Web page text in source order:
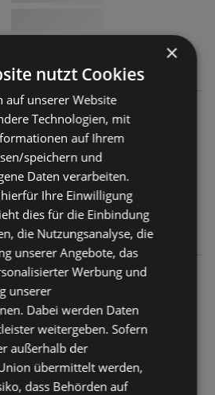
×
nutzt Cookies
auf unserer Website
Technologien, mit
auf Ihrem
speichern und
Daten verarbeiten.
Ihre Einwilligung
dies für die Einbindung
die Nutzungsanalyse, die
unserer Angebote, das
Werbung und
unserer
Dabei werden Daten
weitergeben. Sofern
außerhalb der
übermittelt werden,
dass Behörden auf